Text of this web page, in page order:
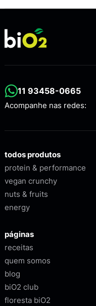
11 93458-0665
Acompanhe nas redes:
todos produtos
protein & performance
vegan crunchy
nuts & fruits
energy
páginas
receitas
quem somos
blog
biO2 club
floresta biO2